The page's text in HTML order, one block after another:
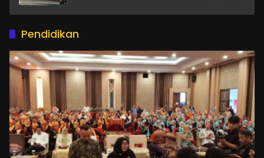
Pendidikan